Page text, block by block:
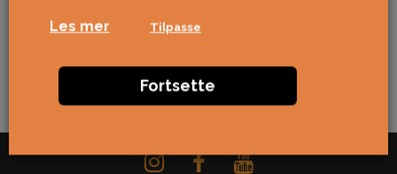
Les mer Tilpasse
Fortsette